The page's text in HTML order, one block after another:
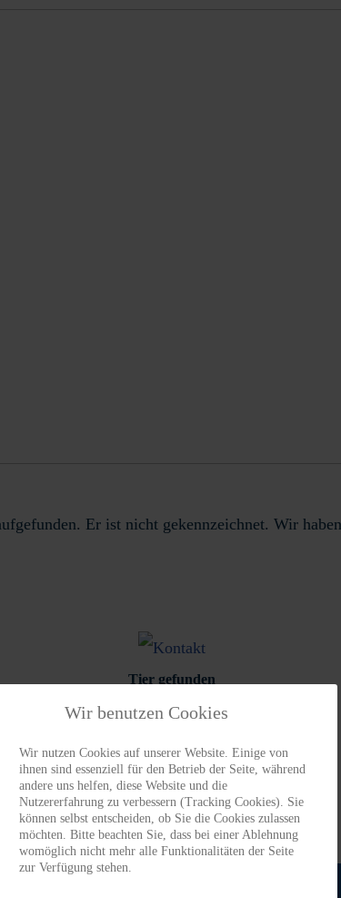
Er ist nicht gekennzeichnet. Wir
Tier gefunden
Wir benutzen Cookies
Wir nutzen Cookies auf unserer Website. Einige von
ihnen sind essenziell für den Betrieb der Seite, während
andere uns helfen, diese Website und die
Nutzererfahrung zu verbessern (Tracking Cookies). Sie
können selbst entscheiden, ob Sie die Cookies zulassen
möchten. Bitte beachten Sie, dass bei einer Ablehnung
womöglich nicht mehr alle Funktionalitäten der Seite
zur Verfügung stehen.